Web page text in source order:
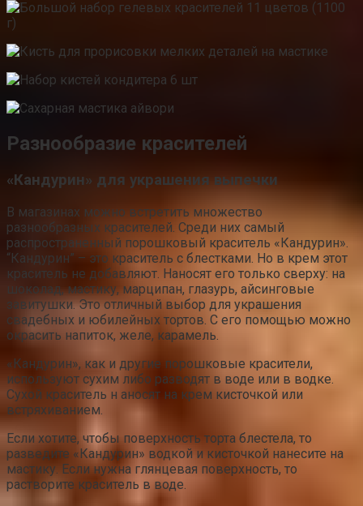
Разнообразие красителей
«Кандурин» для украшения выпечки
В магазинах можно встретить множество
разнообразных красителей. Среди них самый
распространенный порошковый краситель «Кандурин».
“Кандурин” – это краситель с блестками. Но в крем этот
краситель не добавляют. Наносят его только сверху: на
шоколад, мастику, марципан, глазурь, айсинговые
завитушки. Это отличный выбор для украшения
свадебных и юбилейных тортов. С его помощью можно
окрасить напиток, желе, карамель.
«Кандурин», как и другие порошковые красители,
используют сухим либо разводят в воде или в водке.
Сухой краситель н аносят на крем кисточкой или
встряхиванием.
Если хотите, чтобы поверхность торта блестела, то
разведите «Кандурин» водкой и кисточкой нанесите на
мастику. Если нужна глянцевая поверхность, то
растворите краситель в воде.